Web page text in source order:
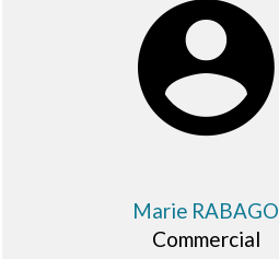
Marie RABAGO
Commercial